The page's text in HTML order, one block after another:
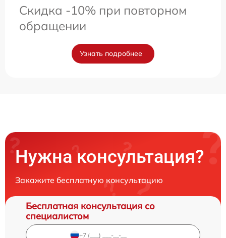
Скидка -10% при повторном
обращении
Узнать подробнее
Нужна консультация?
Закажите бесплатную консультацию
Бесплатная консультация со
специалистом